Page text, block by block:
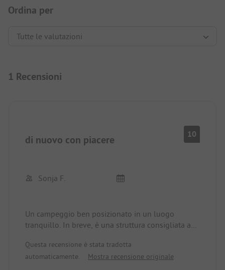
Ordina per
1 Recensioni
di nuovo con piacere 10
Sonja F.
Un campeggio ben posizionato in un luogo
tranquillo. In breve, è una struttura consigliata a
Abbiamo apprezzato la cordialità del proprietario.
Torneremo senza esitazione.
Questa recensione è stata tradotta
automaticamente.
Mostra recensione originale